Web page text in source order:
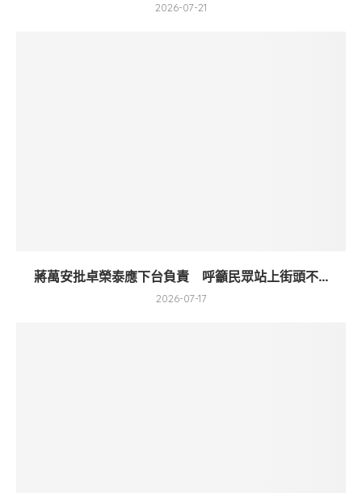
2026-07-21
蔣萬安批卓榮泰應下台負責 呼籲民眾站上街頭不...
2026-07-17